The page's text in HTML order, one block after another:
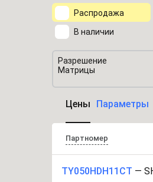
Распродажа
В наличии
Разрешение
Матрицы
Цены Параметры
Партномер
TY050HDH11CT —